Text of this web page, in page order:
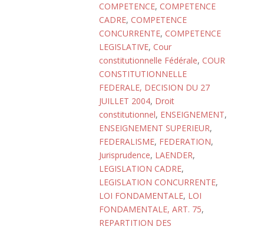
COMPETENCE, COMPETENCE
CADRE, COMPETENCE
CONCURRENTE, COMPETENCE
LEGISLATIVE, Cour
constitutionnelle Fédérale, COUR
CONSTITUTIONNELLE
FEDERALE, DECISION DU 27
JUILLET 2004, Droit
constitutionnel, ENSEIGNEMENT,
ENSEIGNEMENT SUPERIEUR,
FEDERALISME, FEDERATION,
Jurisprudence, LAENDER,
LEGISLATION CADRE,
LEGISLATION CONCURRENTE,
LOI FONDAMENTALE, LOI
FONDAMENTALE, ART. 75,
REPARTITION DES